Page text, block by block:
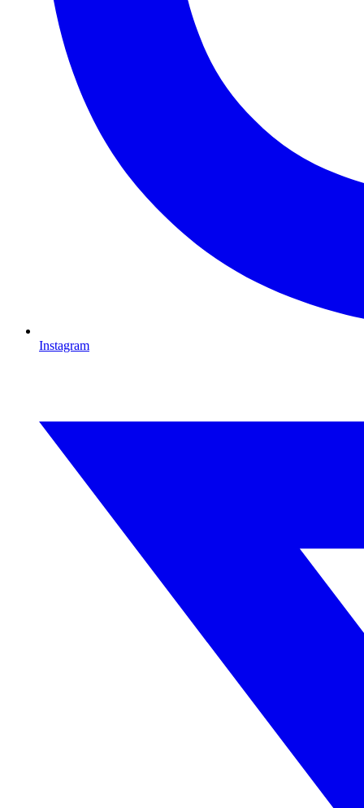
Instagram